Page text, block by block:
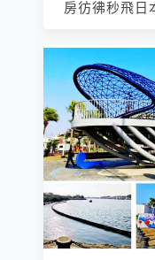
房彷彿秒飛日